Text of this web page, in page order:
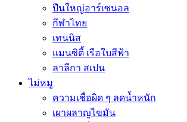
ปืนใหญ่อาร์เซนอล
กีฬาไทย
เทนนิส
แมนซิตี้ เรือใบสีฟ้า
ลาลีกา สเปน
ไม่หมู
ความเชื่อผิด ๆ ลดน้ำหนัก
เผาผลาญไขมัน